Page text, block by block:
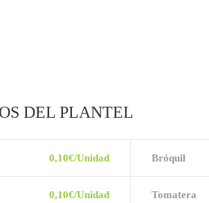
DEL PLANTEL
0,10€/Unidad Bróquil
0,10€/Unidad Tomatera